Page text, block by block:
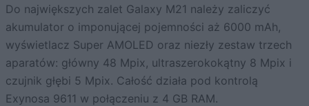
Do największych zalet Galaxy M21 należy zaliczyć
akumulator o imponującej pojemności aż 6000 mAh,
wyświetlacz Super AMOLED oraz niezły zestaw trzech
aparatów: główny 48 Mpix, ultraszerokokątny 8 Mpix i
czujnik głębi 5 Mpix. Całość działa pod kontrolą
Exynosa 9611 w połączeniu z 4 GB RAM.